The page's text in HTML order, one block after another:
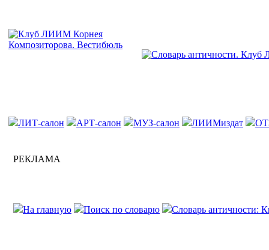
ЛИТ-салон АРТ-салон МУЗ-салон ЛИИМиздат
РЕКЛАМА
На главную Поиск по словарю Словарь античности: